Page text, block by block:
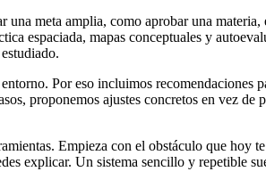
meta amplia, como aprobar una
espaciada, mapas conceptuales y
Por eso incluimos recomendaciones
proponemos ajustes concretos en vez
Empieza con el obstáculo que hoy
explicar. Un sistema sencillo y repetible